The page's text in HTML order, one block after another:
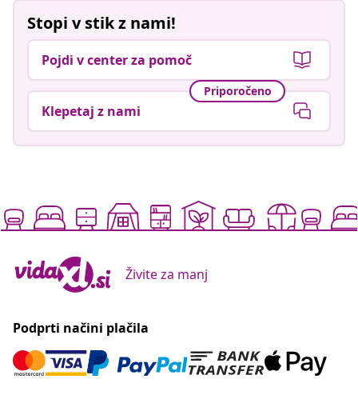
Stopi v stik z nami!
Pojdi v center za pomoč
Priporočeno
Klepetaj z nami
Živite za manj
Podprti načini plačila